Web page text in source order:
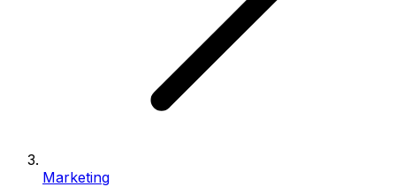
Marketing